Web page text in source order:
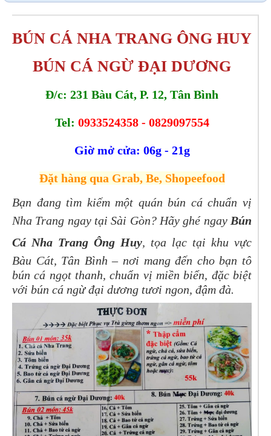
BÚN CÁ NHA TRANG ÔNG HUY
BÚN CÁ NGỪ ĐẠI DƯƠNG
Đ/c: 231 Bàu Cát, P. 12, Tân Bình
Tel: 0933524358 - 0829097554
Giờ mở cửa: 06g - 21g
Đặt hàng qua Grab, Be, Shopeefood
Bạn đang tìm kiếm một quán bún cá chuẩn vị
Nha Trang ngay tại Sài Gòn? Hãy ghé ngay Bún
Cá Nha Trang Ông Huy, tọa lạc tại khu vực
Bàu Cát, Tân Bình – nơi mang đến cho bạn tô
bún cá ngọt thanh, chuẩn vị miền biển, đặc biệt
với bún cá ngừ đại dương tươi ngon, đậm đà.